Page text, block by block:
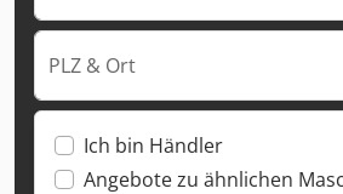
PLZ & Ort
Ich bin Händler
Angebote zu ähnlichen